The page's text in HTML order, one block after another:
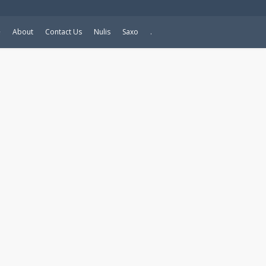
About Contact Us Nulis Saxo .